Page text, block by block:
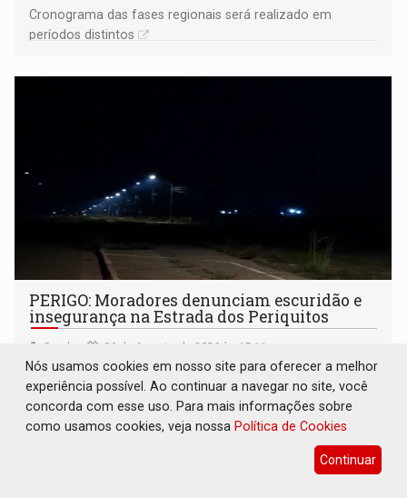
Cronograma das fases regionais será realizado em
períodos distintos
PERIGO: Moradores denunciam escuridão e
insegurança na Estrada dos Periquitos
Geral 06 de Agosto de 2026 às 15:11
Furtos recorrentes de fiação elétrica e vegetação alta
expõem trabalhadores e pedestres a riscos no período
noturno e de madrugada
Nós usamos cookies em nosso site para oferecer a melhor
experiência possível. Ao continuar a navegar no site, você
concorda com esse uso. Para mais informações sobre
como usamos cookies, veja nossa Política de Cookies
Continuar